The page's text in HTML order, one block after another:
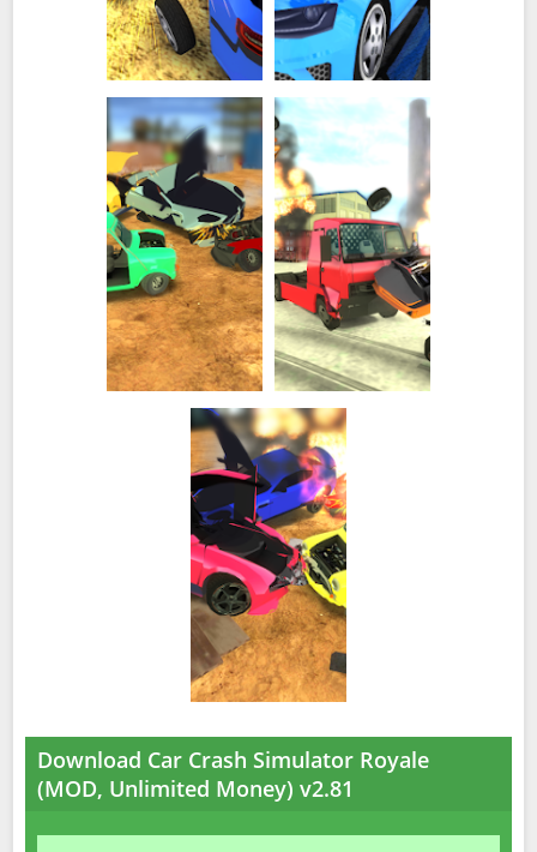
Download Car Crash Simulator Royale
(MOD, Unlimited Money) v2.81